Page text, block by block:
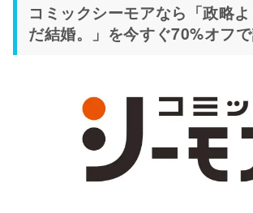
コミックシーモアなら「政略
だ結婚。」を今すぐ70%オフで